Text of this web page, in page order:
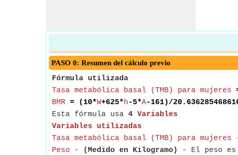
PASO 0: Resumen del cálculo previo
Fórmula utilizada
Tasa metabólica basal (TMB) para mujeres
BMR = (10*W+625*h-5*A-161)/
Esta fórmula usa 4 Variables
Variables utilizadas
Tasa metabólica basal (TMB) para mujeres
Peso - (Medido en Kilogramo)
- El peso es